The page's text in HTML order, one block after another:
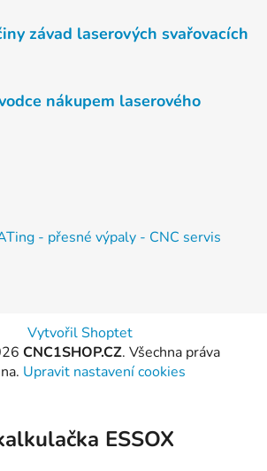
závad laserových svařovacích
nákupem laserového
- přesné výpaly - CNC servis
Vytvořil Shoptet
CNC1SHOP.CZ. Všechna práva
Upravit nastavení cookies
ESSOX